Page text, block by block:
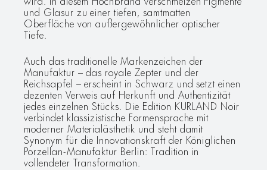
und Glasur zu einer tiefen, samtmatten
Oberfläche von außergewöhnlicher optischer
Tiefe.
Auch das traditionelle Markenzeichen der
Manufaktur – das royale Zepter und der
Reichsapfel – erscheint in Schwarz und setzt einen
dezenten Verweis auf Herkunft und Authentizität
jedes einzelnen Stücks. Die Edition KURLAND Noir
verbindet klassizistische Formensprache mit
moderner Materialästhetik und steht damit
Synonym für die Innovationskraft der Königlichen
Porzellan-Manufaktur Berlin: Tradition in
vollendeter Transformation.